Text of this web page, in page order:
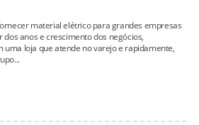
material elétrico para grandes empresas
anos e crescimento dos negócios,
uma loja que atende no varejo e rapidamente,